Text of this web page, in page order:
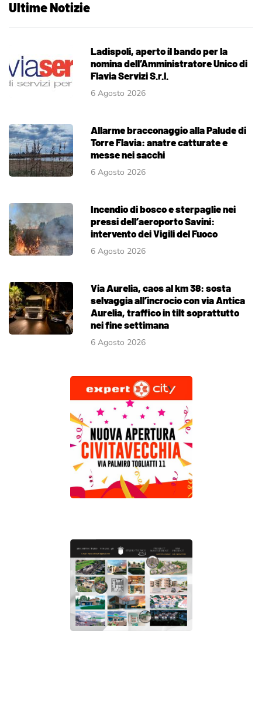
Ultime Notizie
Ladispoli, aperto il bando per la
nomina dell’Amministratore Unico di
Flavia Servizi S.r.l.
6 Agosto 2026
Allarme bracconaggio alla Palude di
Torre Flavia: anatre catturate e
messe nei sacchi
6 Agosto 2026
Incendio di bosco e sterpaglie nei
pressi dell’aeroporto Savini:
intervento dei Vigili del Fuoco
6 Agosto 2026
Via Aurelia, caos al km 38: sosta
selvaggia all’incrocio con via Antica
Aurelia, traffico in tilt soprattutto
nei fine settimana
6 Agosto 2026